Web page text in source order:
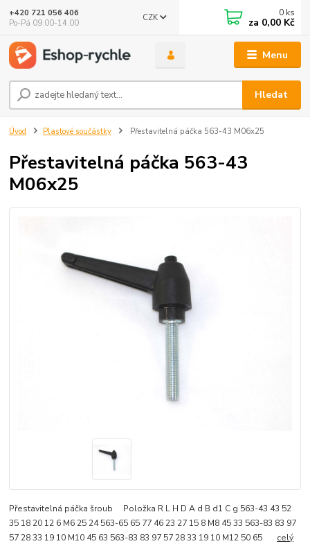
Menu
CZK
Hledat
+420 721 056 406
Po-Pá 09.00-14.00
0 ks
za 0,00 Kč
Úvod Plastové součástky Přestavitelná páčka 563-43 M06x25
Přestavitelná páčka 563-43
M06x25
Přestavitelná páčka šroub Položka R L H D A d B d1 C g 563-43 43 52
35 18 20 12 6 M6 25 24 563-65 65 77 46 23 27 15 8 M8 45 33 563-83 83 97
57 28 33 19 10 M10 45 63 563-83 83 97 57 28 33 19 10 M12 50 65 celý